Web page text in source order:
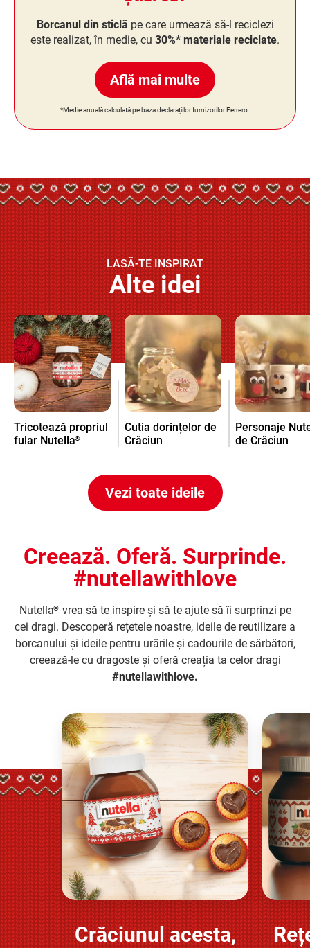
Borcanul din sticlă pe care urmează să-l reciclezi
este realizat, în medie, cu 30%* materiale reciclate.
Află mai multe
*Medie anuală calculată pe baza declarațiilor furnizorilor Ferrero.
LASĂ-TE INSPIRAT
Alte idei
Tricotează propriul
fular Nutella®
Cutia dorințelor de
Crăciun
Personaje
de Crăciun
Vezi toate ideile
Creează. Oferă. Surprinde.
#nutellawithlove
Nutella® vrea să te inspire și să te ajute să îi surprinzi pe
cei dragi. Descoperă rețetele noastre, ideile de reutilizare a
borcanului și ideile pentru urările și cadourile de sărbători,
creează-le cu dragoste și oferă creația ta celor dragi
#nutellawithlove.
Află mai multe
Crăciunul acesta,